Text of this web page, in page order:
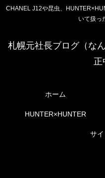
CHANEL J12や昆虫、
いて扱っ
札幌元社長ブログ（な
正
ホーム
HUNTER×HUNTER
サ